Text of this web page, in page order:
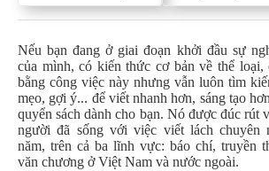
Nếu bạn đang ở giai đoạn khởi đầu sự
của mình, có kiến thức cơ bản về thể loại,
bằng công việc này nhưng vẫn luôn tìm
mẹo, gợi ý... để viết nhanh hơn, sáng tạo
quyển sách dành cho bạn. Nó được đúc rút
người đã sống với việc viết lách chuyên
năm, trên cả ba lĩnh vực: báo chí, truyền
văn chương ở Việt Nam và nước ngoài.